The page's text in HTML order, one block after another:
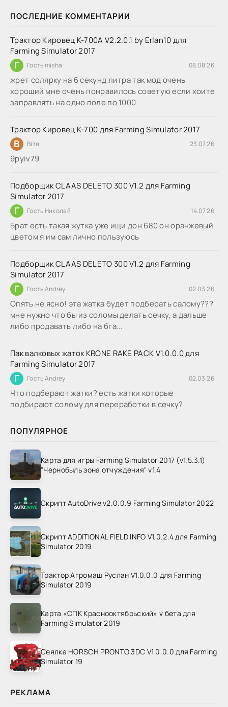
ПОСЛЕДНИЕ КОММЕНТАРИИ
Трактор Кировец К-700А V2.2.0.1 by Erlan10 для
Farming Simulator 2017
Г Гость misha 08.08.26
жрет солярку на 6 секунд литра так мод очень
хороший мне очень понравилось советую если хоите
заправлять на одно поле по 1000
Трактор Кировец К-700 для Farming Simulator 2017
В Вітя 23.07.26
9руіv79
Подборщик CLAAS DELETO 300 V1.2 для Farming
Simulator 2017
Г Гость Николай 14.07.26
Брат есть такая жутка уже ищи дон 680 он оранжевый
цветом я им сам лично пользуюсь
Подборщик CLAAS DELETO 300 V1.2 для Farming
Simulator 2017
Г Гость Andrey 02.03.26
Опять не ясно! эта жатка будет подберать салому???
мне нужно что бы из соломы делать сечку, а дальше
либо продавать либо на бга...
Пак валковых жаток KRONE RAKE PACK V1.0.0.0 для
Farming Simulator 2017
Г Гость Andrey 02.03.26
Что подберают жатки? есть жатки которые
подбирают солому для переработки в сечку?
ПОПУЛЯРНОЕ
Карта для игры Farming Simulator 2017 (v1.5.3.1)
"Чернобыль зона отчуждения" v1.4
Скрипт AutoDrive v2.0.0.9 Farming Simulator 2022
Скрипт ADDITIONAL FIELD INFO V1.0.2.4 для Farming
Simulator 2019
Трактор Агромаш Руслан V1.0.0.0 для Farming
Simulator 2019
Карта «СПК Краснооктябрьский» v бета для
Farming Simulator 2019
Сеялка HORSCH PRONTO 3DC V1.0.0.0 для Farming
Simulator 19
РЕКЛАМА